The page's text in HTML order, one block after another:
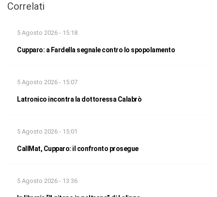
Correlati
5 Agosto 2026 - 15:18
Cupparo: a Fardella segnale contro lo spopolamento
5 Agosto 2026 - 15:07
Latronico incontra la dottoressa Calabrò
5 Agosto 2026 - 15:01
CallMat, Cupparo: il confronto prosegue
5 Agosto 2026 - 13:36